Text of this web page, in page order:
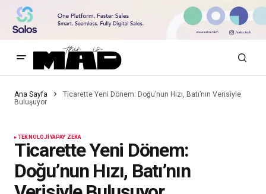
Ana Sayfa
Ticarette Yeni Dönem: Doğu’nun Hızı, Batı’nın Verisiyle
Buluşuyor
TEKNOLOJIYAPAY ZEKA
Ticarette Yeni Dönem:
Doğu’nun Hızı, Batı’nın